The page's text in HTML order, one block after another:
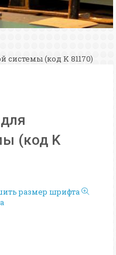
(код K 81170)
(код K
размер шрифта